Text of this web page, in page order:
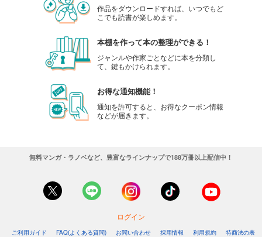
作品をダウンロードすれば、いつでもど
こでも読書が楽しめます。
本棚を作って本の整理ができる！
ジャンルや作家ごとなどに本を分類し
て、鍵もかけられます。
お得な通知機能！
通知を許可すると、お得なクーポン情報
などが届きます。
無料マンガ・ラノベなど、豊富なラインナップで188万冊以上配信中！
ログイン
ご利用ガイド FAQ(よくある質問) お問い合わせ 採用情報 利用規約
特商法の表